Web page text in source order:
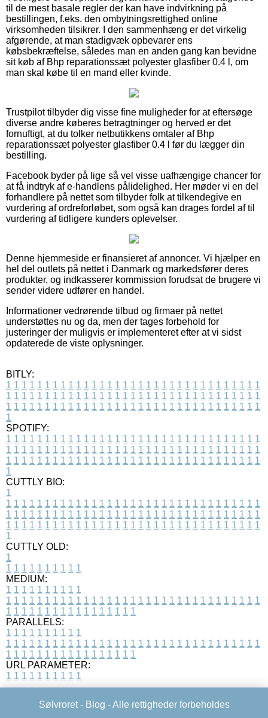
til de mest basale regler der kan have indvirkning på
bestillingen, f.eks. den ombytningsrettighed online
virksomheden tilsikrer. I den sammenhæng er det virkelig
afgørende, at man stadigvæk opbevarer ens
købsbekræftelse, således man en anden gang kan bevidne
sit køb af Bhp reparationssæt polyester glasfiber 0.4 l, om
man skal købe til en mand eller kvinde.
Trustpilot tilbyder dig visse fine muligheder for at eftersøge
diverse andre køberes betragtninger og herved er det
fornuftigt, at du tolker netbutikkens omtaler af Bhp
reparationssæt polyester glasfiber 0.4 l før du lægger din
bestilling.
Facebook byder på lige så vel visse uafhængige chancer for
at få indtryk af e-handlens pålidelighed. Her møder vi en del
forhandlere på nettet som tilbyder folk at tilkendegive en
vurdering af ordreforløbet, som også kan drages fordel af til
vurdering af tidligere kunders oplevelser.
Denne hjemmeside er finansieret af annoncer. Vi hjælper en
hel del outlets på nettet i Danmark og markedsfører deres
produkter, og indkasserer kommission forudsat de brugere vi
sender videre udfører en handel.
Informationer vedrørende tilbud og firmaer på nettet
understøttes nu og da, men der tages forbehold for
justeringer der muligvis er implementeret efter at vi sidst
opdaterede de viste oplysninger.
BITLY:
1 1 1 1 1 1 1 1 1 1 1 1 1 1 1 1 1 1 1 1 1 1 1 1 1 1 1 1 1 1 1 1 1
1 1 1 1 1 1 1 1 1 1 1 1 1 1 1 1 1 1 1 1 1 1 1 1 1 1 1 1 1 1 1 1 1
1 1 1 1 1 1 1 1 1 1 1 1 1 1 1 1 1 1 1 1 1 1 1 1 1 1 1 1 1 1 1 1 1
1
SPOTIFY:
1 1 1 1 1 1 1 1 1 1 1 1 1 1 1 1 1 1 1 1 1 1 1 1 1 1 1 1 1 1 1 1 1
1 1 1 1 1 1 1 1 1 1 1 1 1 1 1 1 1 1 1 1 1 1 1 1 1 1 1 1 1 1 1 1 1
1 1 1 1 1 1 1 1 1 1 1 1 1 1 1 1 1 1 1 1 1 1 1 1 1 1 1 1 1 1 1 1 1
1
CUTTLY BIO:
1
1 1 1 1 1 1 1 1 1 1 1 1 1 1 1 1 1 1 1 1 1 1 1 1 1 1 1 1 1 1 1 1 1
1 1 1 1 1 1 1 1 1 1 1 1 1 1 1 1 1 1 1 1 1 1 1 1 1 1 1 1 1 1 1 1 1
1 1 1 1 1 1 1 1 1 1 1 1 1 1 1 1 1 1 1 1 1 1 1 1 1 1 1 1 1 1 1 1 1
1
CUTTLY OLD:
1
1 1 1 1 1 1 1 1 1 1
MEDIUM:
1 1 1 1 1 1 1 1 1 1
1 1 1 1 1 1 1 1 1 1 1 1 1 1 1 1 1 1 1 1 1 1 1 1 1 1 1 1 1 1 1 1 1
1 1 1 1 1 1 1 1 1 1 1 1 1 1 1 1 1
PARALLELS:
1 1 1 1 1 1 1 1 1 1
1 1 1 1 1 1 1 1 1 1 1 1 1 1 1 1 1 1 1 1 1 1 1 1 1 1 1 1 1 1 1 1 1
1 1 1 1 1 1 1 1 1 1 1 1 1 1 1 1 1
URL PARAMETER:
1 1 1 1 1 1 1 1 1 1
Sølvroret - Blog - Alle rettigheder forbeholdes